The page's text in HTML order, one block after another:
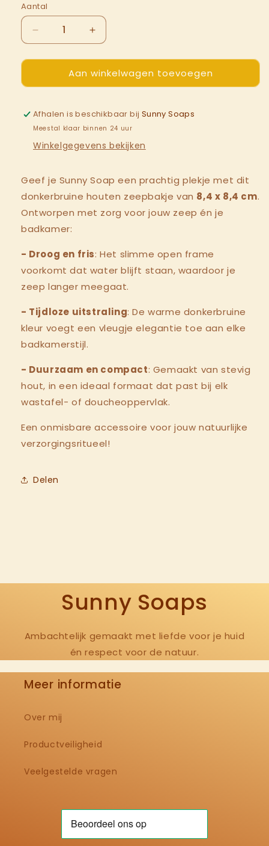
Aantal
Aantal
Aantal
verlagen
voor
Bakje
Aantal
verhogen
voor
Zeep
Bakje
Aan winkelwagen toevoegen
Afhalen is beschikbaar bij Sunny Soaps
Meestal klaar binnen 24 uur
Winkelgegevens bekijken
Geef je Sunny Soap een prachtig plekje met dit
donkerbruine houten zeepbakje van 8,4 x 8,4 cm.
Ontworpen met zorg voor jouw zeep én je
badkamer:
- Droog en fris: Het slimme open frame
voorkomt dat water blijft staan, waardoor je
zeep langer meegaat.
- Tijdloze uitstraling: De warme donkerbruine
kleur voegt een vleugje elegantie toe aan elke
badkamerstijl.
- Duurzaam en compact: Gemaakt van stevig
hout, in een ideaal formaat dat past bij elk
wastafel- of doucheoppervlak.
Een onmisbare accessoire voor jouw natuurlijke
verzorgingsritueel!
Delen
Sunny Soaps
Ambachtelijk gemaakt met liefde voor je huid
én respect voor de natuur.
Meer informatie
Over mij
Productveiligheid
Veelgestelde vragen